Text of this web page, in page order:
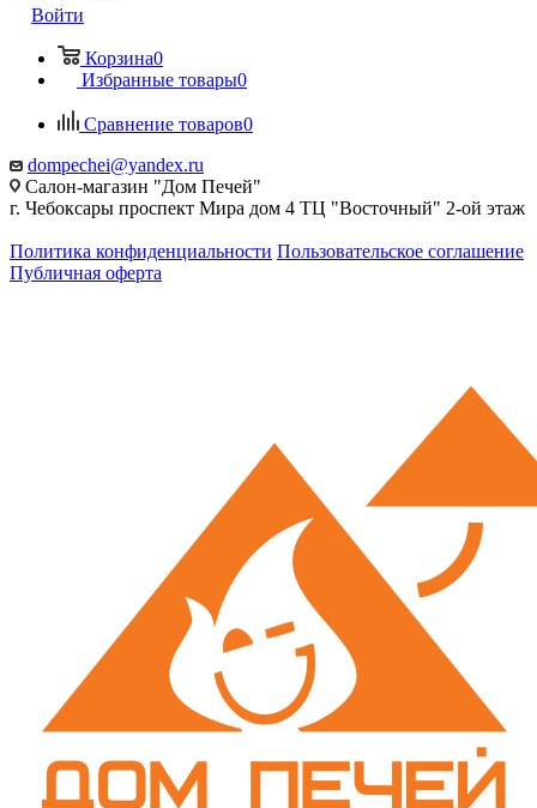
Войти
Корзина0
Избранные товары0
Сравнение товаров0
dompechei@yandex.ru
Салон-магазин "Дом Печей"
г. Чебоксары проспект Мира дом 4 ТЦ "Восточный" 2-ой этаж
Политика конфиденциальности Пользовательское соглашение
Публичная оферта